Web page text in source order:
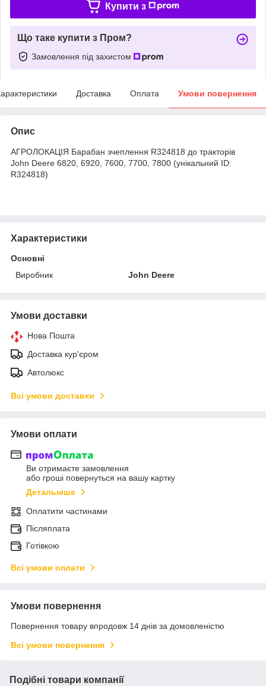
Купити з
Що таке купити з Пром?
Замовлення під захистом
Доставка Оплата Умови повернення
Опис
АГРОЛОКАЦІЯ Барабан зчеплення R324818 до тракторів
John Deere 6820, 6920, 7600, 7700, 7800 (унікальний ID:
R324818)
Характеристики
Основні
Виробник
John Deere
Умови доставки
Нова Пошта
Доставка кур'єром
Автолюкс
Всі умови доставки
Умови оплати
Ви отримаєте замовлення
або гроші повернуться на вашу картку
Детальніше
Оплатити частинами
Післяплата
Готівкою
Всі умови оплати
Умови повернення
Повернення товару впродовж 14 днів за домовленістю
Всі умови повернення
Подібні товари компанії